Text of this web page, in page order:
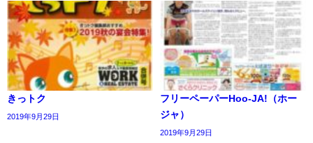
きっトク
2019年9月29日
フリーペーパーHoo-JA!（ホー
ジャ）
2019年9月29日